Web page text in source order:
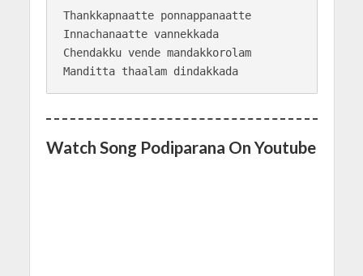
Thankkapnaatte ponnappanaatte
Innachanaatte vannekkada
Chendakku vende mandakkorolam
Manditta thaalam dindakkada
Watch Song Podiparana On Youtube